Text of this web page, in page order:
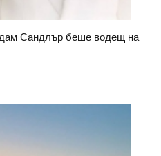
Сандлър беше водещ на